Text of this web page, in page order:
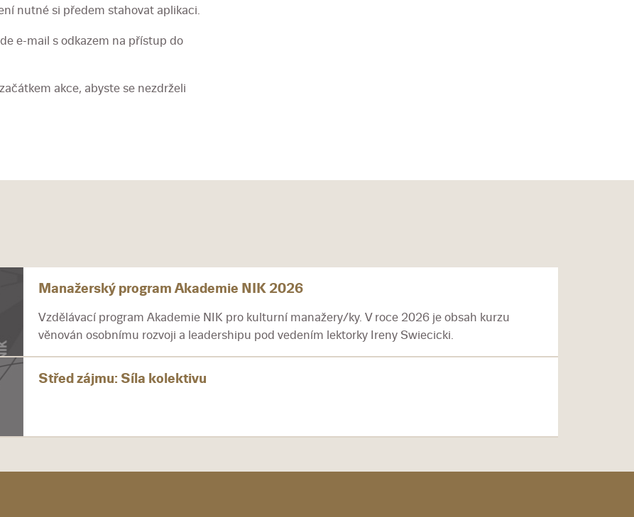
nutné si předem stahovat aplikaci.
e-mail s odkazem na přístup do
akce, abyste se nezdrželi
Manažerský program Akademie NIK 2026
Vzdělávací program Akademie NIK pro kulturní manažery/ky. V roce 2026 je obsah kurzu
věnován osobnímu rozvoji a leadershipu pod vedením lektorky Ireny Swiecicki.
Střed zájmu: Síla kolektivu